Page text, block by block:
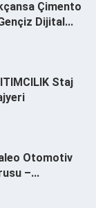
Çimento
Dijital...
Staj
Otomotiv
–...